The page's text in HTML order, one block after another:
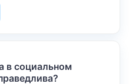
в социальном